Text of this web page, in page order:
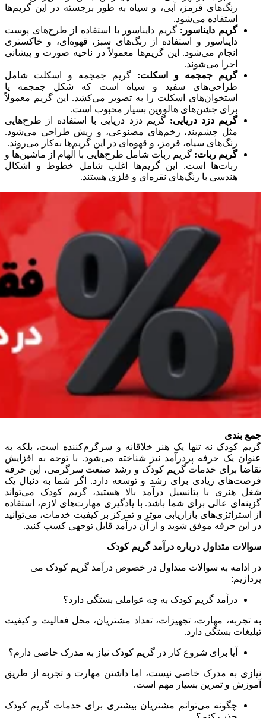
رنگ‌های قرمز، آبی، و سیاه به طور برجسته در این گریم‌ها
استفاده می‌شود.
گریم دایناسور : گریم دایناسور با استفاده از طرح‌های پوست
دایناسور و استفاده از رنگ‌های سبز، قهوه‌ای، و خاکستری
انجام می‌شود. این گریم‌ها معمولاً در ناحیه صورت و پیشانی
اجرا می‌شوند.
گریم جمجمه و اسکلت: گریم جمجمه و اسکلت شامل
طراحی‌های سفید و سیاه است که شکل جمجمه یا
استخوان‌های اسکلت را به تصویر می‌کشد. این گریم معمولاً
برای جشن‌های هالووین بسیار محبوب است.
گریم دزد دریایی: گریم دزد دریایی با استفاده از طرح‌هایی
مثل چشم‌بند، زخم‌های مصنوعی، و ریش طراحی می‌شود.
رنگ‌های سیاه، قرمز، و قهوه‌ای در این گریم‌ها به‌کار می‌روند.
گریم ربات: گریم ربات شامل طرح‌هایی با الهام از ماشین‌ها و
ربات‌ها است. این گریم‌ها اغلب شامل خطوط و اشکال
هندسی با رنگ‌های نقره‌ای و فلزی هستند.
جمع بندی
گریم کودک نه تنها یک هنر خلاقانه و سرگرم‌کننده است، بلکه به
عنوان یک حرفه پردرآمد نیز شناخته می‌شود. با توجه به افزایش
تقاضا برای خدمات گریم کودک و رشد صنعت سرگرمی، این حرفه
فرصت‌های زیادی برای رشد و توسعه دارد. اگر شما به دنبال یک
شغل هنری با پتانسیل درآمد بالا هستید، گریم کودک می‌تواند
گزینه‌ای عالی برای شما باشد. با یادگیری مهارت‌های لازم، استفاده
از استراتژی‌های بازاریابی موثر و تمرکز بر کیفیت خدمات، می‌توانید
در این حرفه موفق شوید و از آن درآمد قابل توجهی کسب کنید.
سوالات متداول درباره درآمد گریم کودک
در ادامه به سوالات متداول در خصوص درآمد گریم کودک می
پردازیم:
درآمد گریم کودک به چه عواملی بستگی دارد؟
به تجربه، مهارت، تجهیزات، تعداد مشتریان، محل فعالیت و کیفیت
تبلیغات بستگی دارد.
آیا برای شروع کار در گریم کودک نیاز به مدرک خاصی دارم؟
نیازی به مدرک خاصی نیست، اما داشتن مهارت و تجربه از طریق
آموزش و تمرین بسیار مهم است.
چگونه می‌توانم مشتریان بیشتری برای خدمات گریم کودک